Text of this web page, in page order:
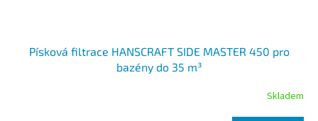
Písková filtrace HANSCRAFT SIDE MASTER 450 pro
bazény do 35 m³
Skladem